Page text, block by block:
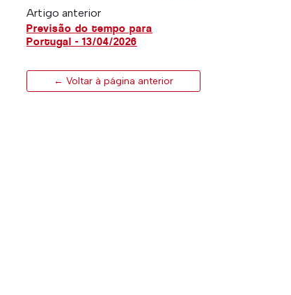
Artigo anterior
Previsão do tempo para
Portugal - 13/04/2026
← Voltar à página anterior